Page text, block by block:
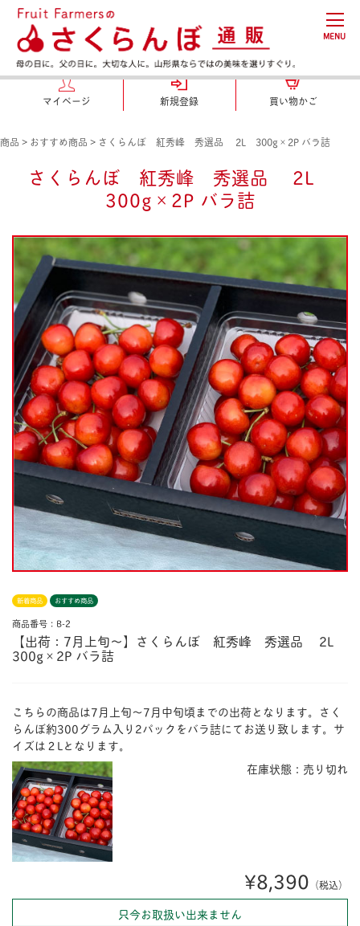
MENU
マイページ 新規登録 買い物かご
商品 > おすすめ商品 > さくらんぼ 紅秀峰 秀選品 2L 300g×2P バラ詰
さくらんぼ 紅秀峰 秀選品 2L
300g×2P バラ詰
新着商品 おすすめ商品
商品番号：B-2
【出荷：7月上旬〜】さくらんぼ 紅秀峰 秀選品 2L
300g×2P バラ詰
こちらの商品は7月上旬〜7月中旬頃までの出荷となります。さく
らんぼ約300グラム入り2パックをバラ詰にてお送り致します。サ
イズは２Lとなります。
在庫状態：売り切れ
¥8,390 （税込）
只今お取扱い出来ません